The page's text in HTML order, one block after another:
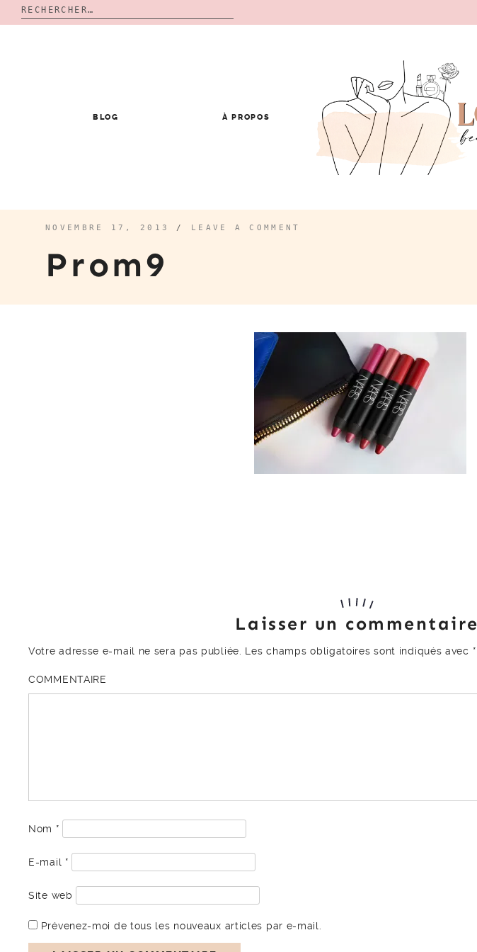
Rechercher :
BLOG À PROPOS
NOVEMBRE 17, 2013 / LEAVE A COMMENT
Prom9
Laisser un commentaire
Votre adresse e-mail ne sera pas publiée. Les champs obligatoires sont indiqués avec *
COMMENTAIRE
Nom *
E-mail *
Site web
Prévenez-moi de tous les nouveaux articles par e-mail.